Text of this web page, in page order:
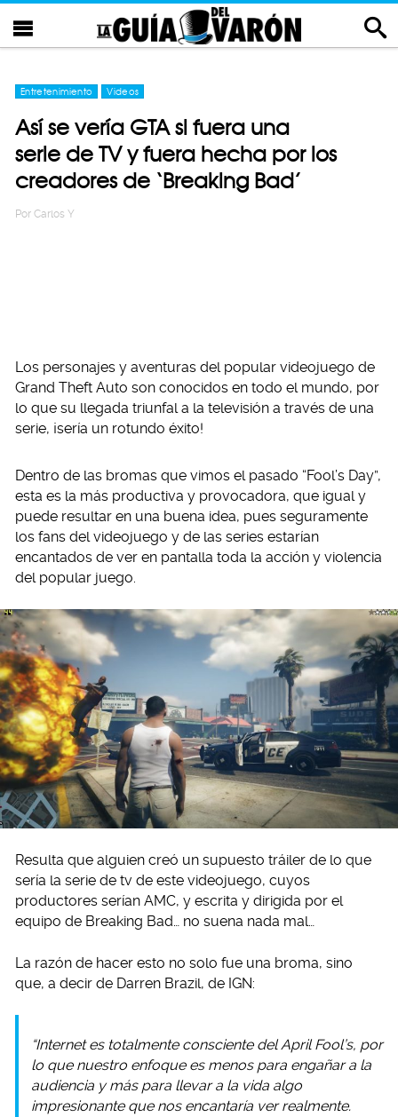
Entretenimiento Videos
Así se vería GTA si fuera una
serie de TV y fuera hecha por los
creadores de ‘Breaking Bad’
Por Carlos Y
Los personajes y aventuras del popular videojuego de
Grand Theft Auto son conocidos en todo el mundo, por
lo que su llegada triunfal a la televisión a través de una
serie, ¡sería un rotundo éxito!
Dentro de las bromas que vimos el pasado “Fool’s Day”,
esta es la más productiva y provocadora, que igual y
puede resultar en una buena idea, pues seguramente
los fans del videojuego y de las series estarían
encantados de ver en pantalla toda la acción y violencia
del popular juego.
Resulta que alguien creó un supuesto tráiler de lo que
sería la serie de tv de este videojuego, cuyos
productores serían AMC, y escrita y dirigida por el
equipo de Breaking Bad… no suena nada mal…
La razón de hacer esto no solo fue una broma, sino
que, a decir de Darren Brazil, de IGN:
“Internet es totalmente consciente del April Fool’s, por
lo que nuestro enfoque es menos para engañar a la
audiencia y más para llevar a la vida algo
impresionante que nos encantaría ver realmente.